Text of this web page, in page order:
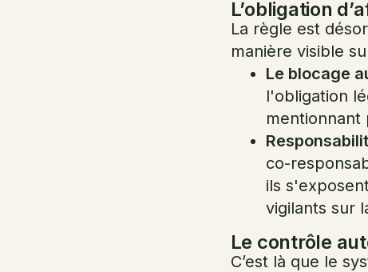
L’obligation
La règle est
manière visible
Le blocage
l'obligation
mentionnant
co-
ils
vigilants sur
Le contrôle
C’est là que le